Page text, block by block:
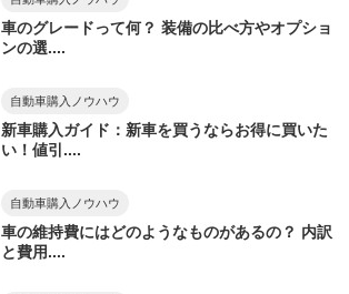
車のグレードって何？ 装備の比べ方やオプショ
ンの選....
自動車購入ノウハウ
新車購入ガイド：新車を買うならお得に買いた
い！値引....
自動車購入ノウハウ
車の維持費にはどのようなものがあるの？ 内訳
と費用....